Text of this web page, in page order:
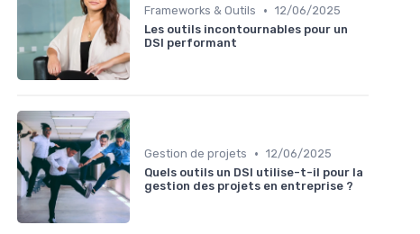
Frameworks & Outils • 12/06/2025
Les outils incontournables pour un
DSI performant
Gestion de projets • 12/06/2025
Quels outils un DSI utilise-t-il pour la
gestion des projets en entreprise ?